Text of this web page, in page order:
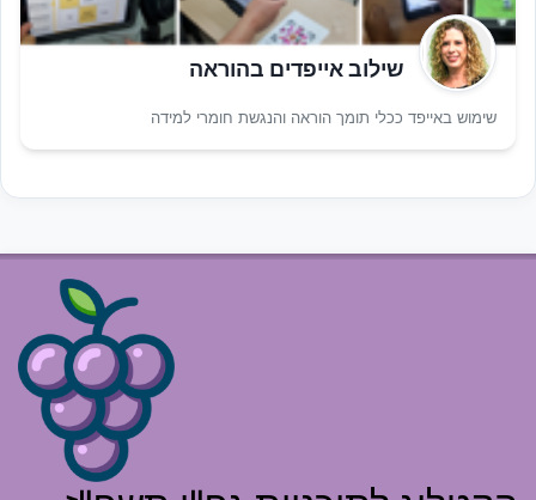
שילוב אייפדים בהוראה
שימוש באייפד ככלי תומך הוראה והנגשת חומרי למידה